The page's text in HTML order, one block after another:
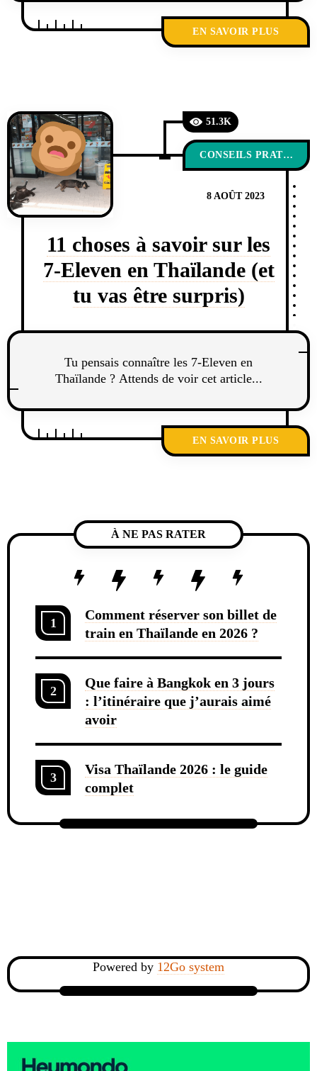
EN SAVOIR PLUS
51.3K
CONSEILS PRATIQUES
8 AOÛT 2023
11 choses à savoir sur les
7-Eleven en Thaïlande (et
tu vas être surpris)
Tu pensais connaître les 7-Eleven en
Thaïlande ? Attends de voir cet article...
EN SAVOIR PLUS
À NE PAS RATER
1
Comment réserver son billet de
train en Thaïlande en 2026 ?
2
Que faire à Bangkok en 3 jours
: l’itinéraire que j’aurais aimé
avoir
3
Visa Thaïlande 2026 : le guide
complet
Powered by 12Go system